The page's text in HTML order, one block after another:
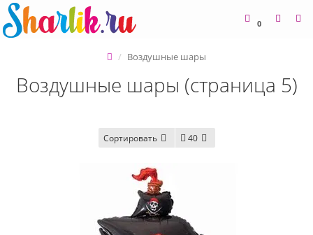
0
Воздушные шары
Воздушные шары (страница 5)
Сортировать 40